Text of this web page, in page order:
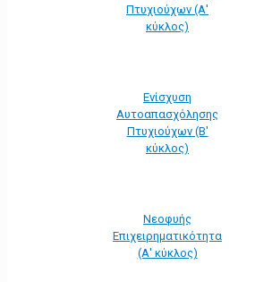
Πτυχιούχων (Α'
κύκλος)
Ενίσχυση
Αυτοαπασχόλησης
Πτυχιούχων (Β'
κύκλος)
Νεοφυής
Επιχειρηματικότητα
(Α' κύκλος)